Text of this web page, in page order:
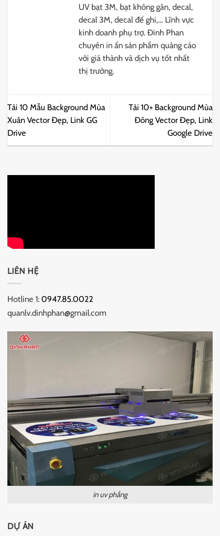
UV bạt 3M, bạt không gân, decal,
decal 3M, decal đế ghi,… Lĩnh vực
kinh doanh phụ trợ. Đinh Phan
chuyên in ấn sản phẩm quảng cáo
với giá thành và dịch vụ tốt nhất
thị trường.
Tải 10 Mẫu Background Mùa
Xuân Vector Đẹp, Link GG
Drive
Tải 10+ Background Mùa
Đông Vector Đẹp, Link
Google Drive
LIÊN HỆ
Hotline 1: 0947.85.0022
quanlv.dinhphan@gmail.com
in uv phẳng
DỰ ÁN